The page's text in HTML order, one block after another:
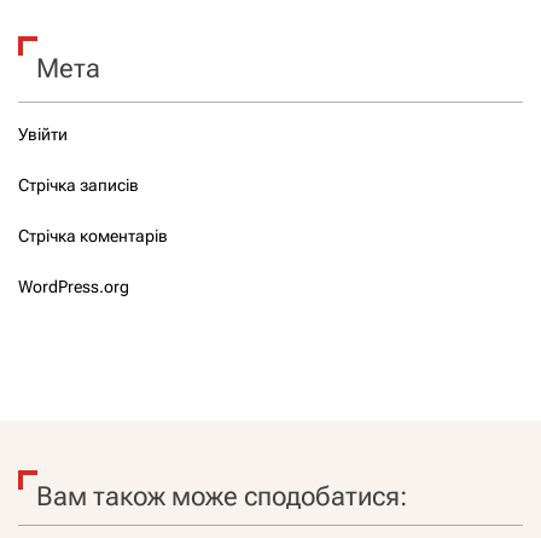
Мета
Увійти
Стрічка записів
Стрічка коментарів
WordPress.org
Вам також може сподобатися: